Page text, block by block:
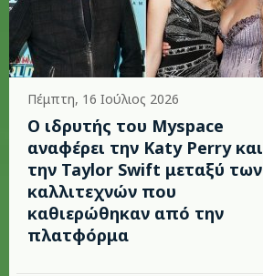
Πέμπτη, 16 Ιούλιος 2026
Ο ιδρυτής του Myspace
αναφέρει την Katy Perry και
την Taylor Swift μεταξύ των
καλλιτεχνών που
καθιερώθηκαν από την
πλατφόρμα